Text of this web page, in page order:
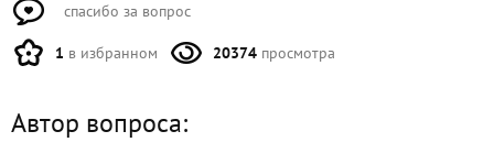
спасибо за вопрос
1 в избранном 20374 просмотра
Автор вопроса: